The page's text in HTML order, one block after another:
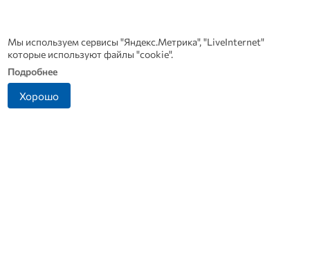
Мы используем сервисы "Яндекс.Метрика", "LiveInternet"
которые используют файлы "cookie".
Подробнее
Хорошо